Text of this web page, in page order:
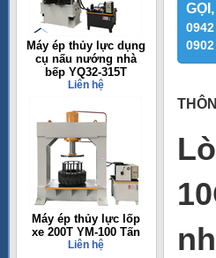
Máy ép thủy lực dụng
cụ nấu nướng nhà
bếp YQ32-315T
Liên hệ
Máy ép thủy lực lốp
xe 200T YM-100 Tấn
Liên hệ